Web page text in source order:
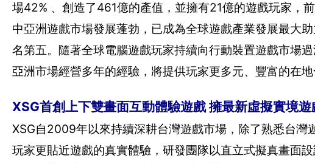
場42% 、創造了461億的產值，並擁有21億的遊戲玩家，
中亞洲遊戲市場發展蓬勃，已成為全球遊戲產業發展最大
名第五。隨著全球電腦遊戲玩家持續向行動裝置遊戲市場
亞洲市場經營多年的經驗，將提供玩家更多元、豐富的在
XSG首創上下雙畫面互動體驗遊戲 擁最新虛擬實境
XSG自2009年以來持續深耕台灣遊戲市場，除了熟悉台
玩家更貼近遊戲的真實體驗，研發團隊以直立式擬真畫面